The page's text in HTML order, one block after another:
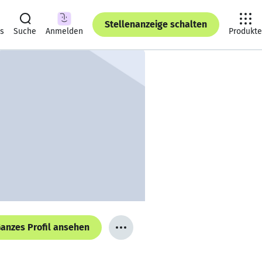
Suche Anmelden
Stellenanzeige schalten
Produkte
Profil ansehen